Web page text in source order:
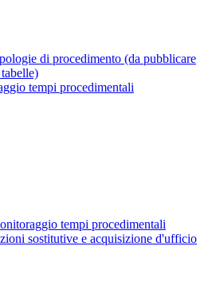
di procedimento (da pubblicare
tempi procedimentali
tempi procedimentali
sostitutive e acquisizione d'ufficio